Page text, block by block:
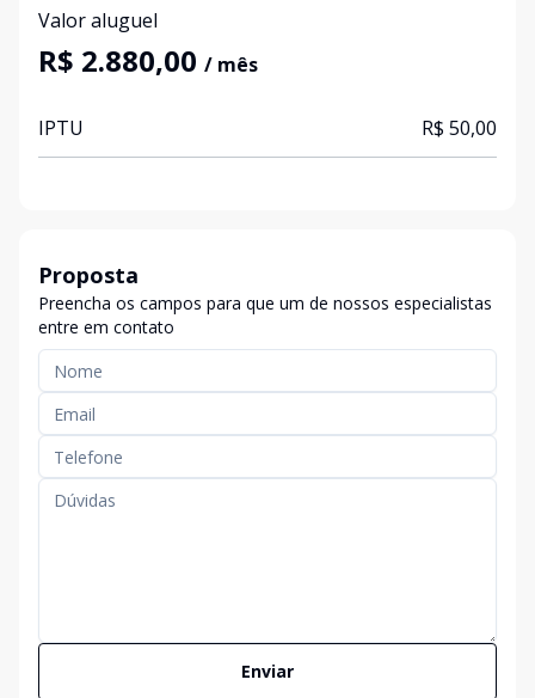
Valor aluguel
R$ 2.880,00 / mês
IPTU R$ 50,00
Proposta
Preencha os campos para que um de nossos especialistas
entre em contato
Enviar